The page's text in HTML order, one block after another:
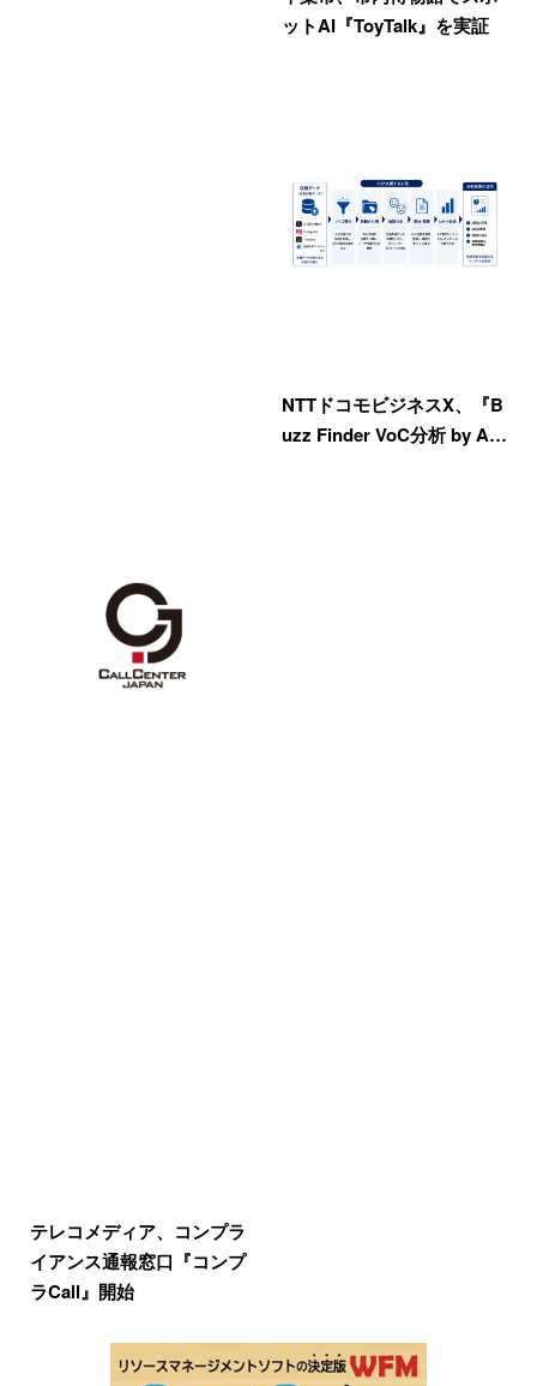
ットAI『ToyTalk』を実証
テレコメディア、コンプラ
イアンス通報窓口『コンプ
ラCall』開始
NTTドコモビジネスX、『B
uzz Finder VoC分析 by A…